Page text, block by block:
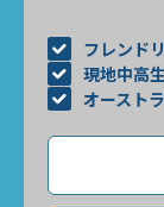
フレンド
現地中高
オースト